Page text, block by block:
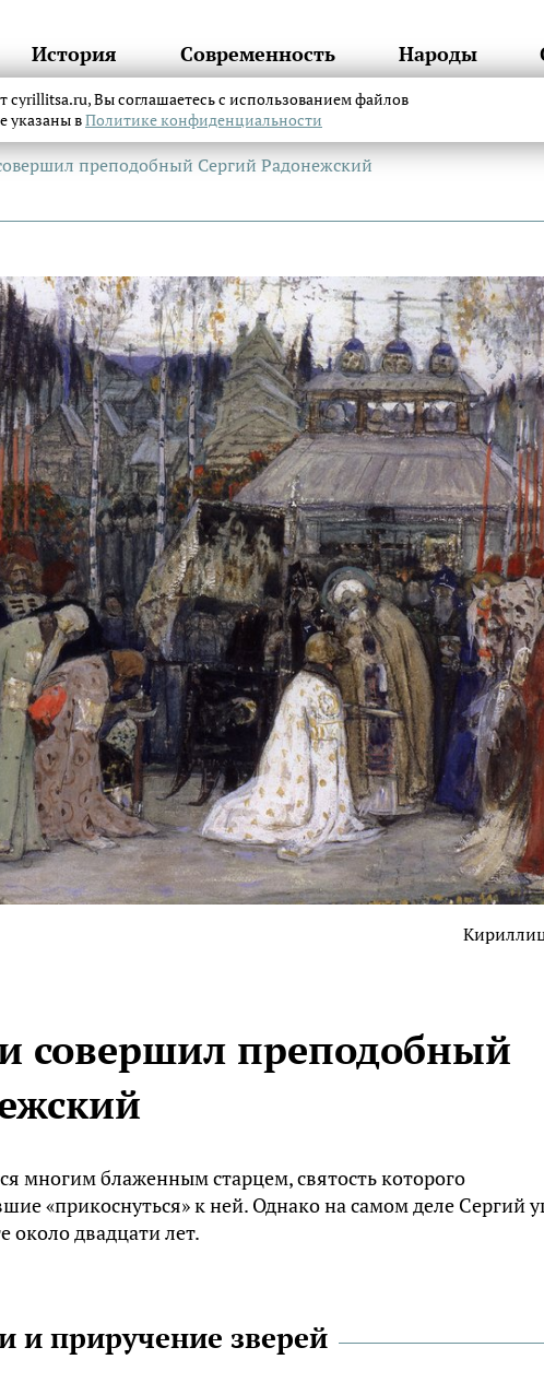
История Современность Народы
преподобный Сергий Радонежский
совершил преподобный
многим блаженным старцем, святость которого
«прикоснуться» к ней. Однако на самом деле Сергий
около двадцати лет.
и приручение зверей
cyrillitsa.ru, Вы соглашаетесь с использованием файлов
указаны вПолитике конфиденциальности